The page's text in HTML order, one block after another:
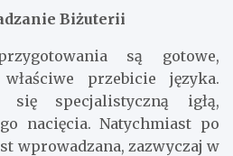
Biżuterii
są gotowe,
przebicie języka.
się specjalistyczną igłą,
nacięcia. Natychmiast po
wprowadzana, zazwyczaj w